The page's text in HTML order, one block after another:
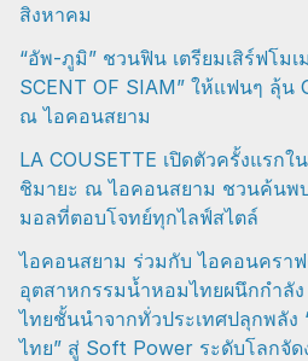
สิงหาคม
“อัพ-ภูมิ” ชวนฟิน เตรียมเสิร์ฟโมเ
SCENT OF SIAM” ให้แฟนๆ ลุ้
ณ ไอคอนสยาม
LA COUSETTE เปิดตัวครั้งแรก
ชิมายะ ณ ไอคอนสยาม ชวนค้นพ
มอลที่ตอบโจทย์ทุกไลฟ์สไตล์
ไอคอนสยาม ร่วมกับ ไอคอนครา
อุตสาหกรรมน้ำหอมไทยผนึกกำลั
ไทยชั้นนำจากทั่วประเทศปลุกพลัง
ไทย” สู่ Soft Power ระดับโลกจัด